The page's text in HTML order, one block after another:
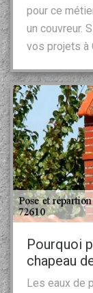
pour ce
un couvreur.
vos projets à
Pourquoi
chapeau
Les eaux de